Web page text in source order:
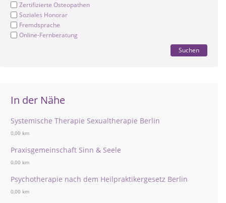
Zertifizierte Osteopathen
Soziales Honorar
Fremdsprache
Online-Fernberatung
Suchen
In der Nähe
Systemische Therapie Sexualtherapie Berlin
0,00 km
Praxisgemeinschaft Sinn & Seele
0,00 km
Psychotherapie nach dem Heilpraktikergesetz Berlin
0,00 km